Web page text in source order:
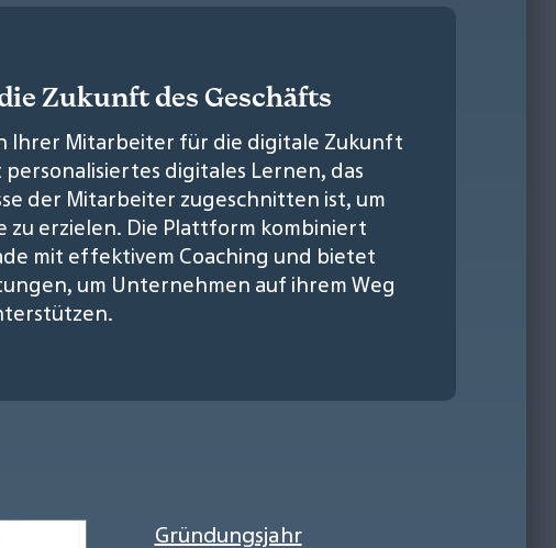
Zukunft des Geschäfts
Ihrer Mitarbeiter für die digitale Zukunft
digitales Lernen, das
der Mitarbeiter zugeschnitten ist, um
erzielen. Die Plattform kombiniert
mit effektivem Coaching und bietet
um Unternehmen auf ihrem Weg
Gründungsjahr